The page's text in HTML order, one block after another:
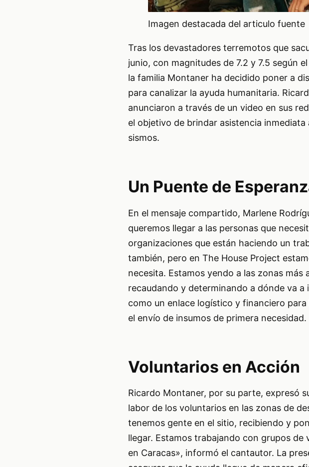
Imagen destacada del articulo fuente
Tras los devastadores terremotos que
junio, con magnitudes de 7.2 y 7.5 según
la familia Montaner ha decidido poner a
para canalizar la ayuda humanitaria.
anunciaron a través de un video en sus
el objetivo de brindar asistencia
sismos.
Un Puente de
En el mensaje compartido, Marlene
queremos llegar a las personas que
organizaciones que están haciendo un
también, pero en The House Project
necesita. Estamos yendo a las zonas
recaudando y determinando a dónde va
como un enlace logístico y financiero
el envío de insumos de primera necesidad.
Voluntarios en Acción
Ricardo Montaner, por su parte, expresó
labor de los voluntarios en las zonas de
tenemos gente en el sitio, recibiendo y
llegar. Estamos trabajando con grupos
en Caracas», informó el cantautor. La